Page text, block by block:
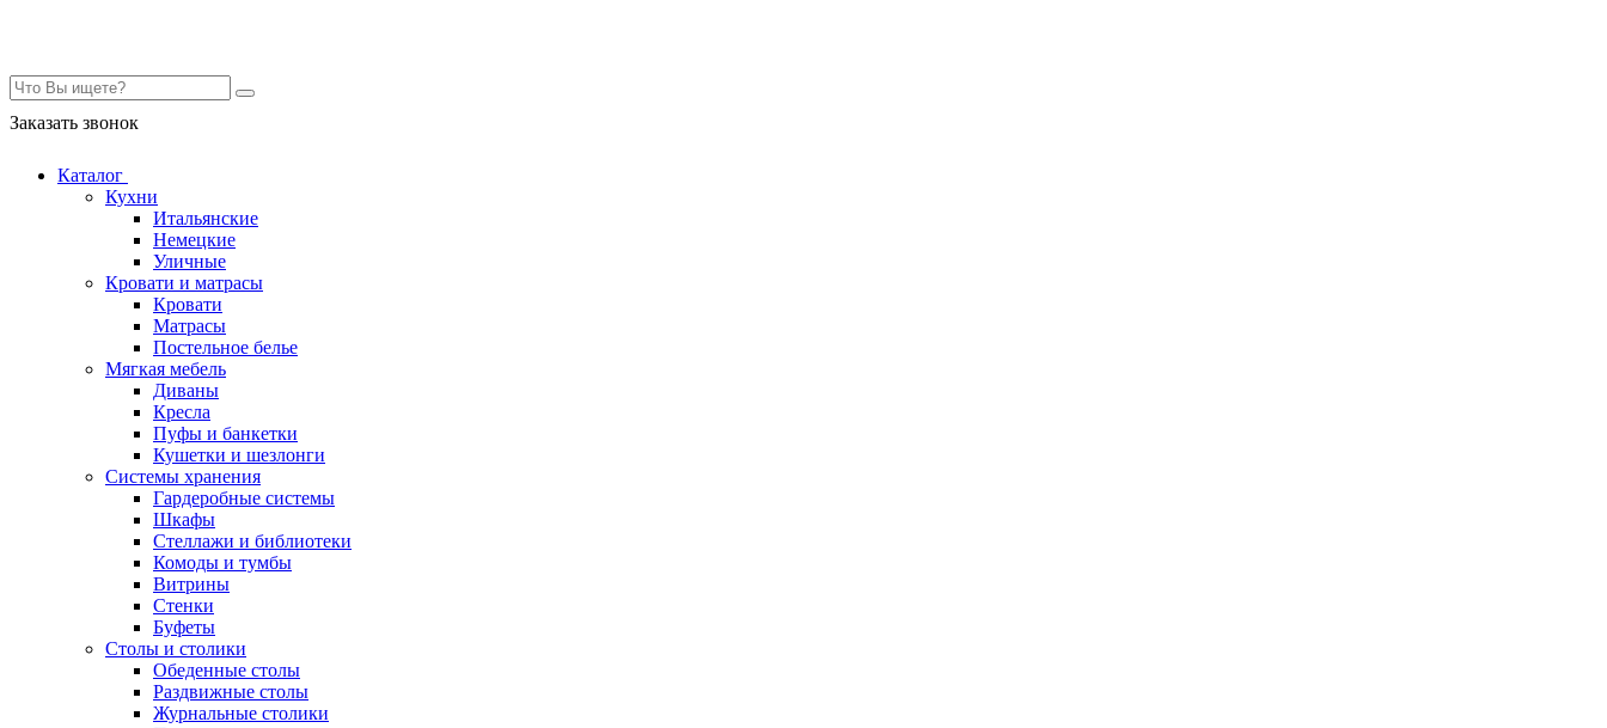
Заказать звонок
Каталог
Кухни
Итальянские
Немецкие
Уличные
Кровати и матрасы
Кровати
Матрасы
Постельное белье
Мягкая мебель
Диваны
Кресла
Пуфы и банкетки
Кушетки и шезлонги
Системы хранения
Гардеробные системы
Шкафы
Стеллажи и библиотеки
Комоды и тумбы
Витрины
Стенки
Буфеты
Столы и столики
Обеденные столы
Раздвижные столы
Журнальные столики